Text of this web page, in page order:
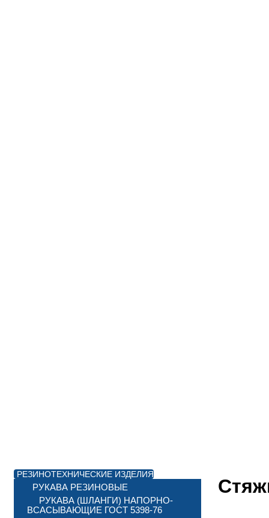
РЕЗИНОТЕХНИЧЕСКИЕ ИЗДЕЛИЯ
РУКАВА РЕЗИНОВЫЕ
РУКАВА (ШЛАНГИ) НАПОРНО-
ВСАСЫВАЮЩИЕ ГОСТ 5398-76